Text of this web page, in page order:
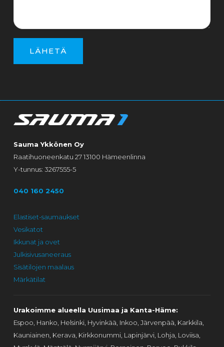
Sauma Ykkönen Oy
Raatihuoneenkatu 27 13100 Hämeenlinna
Y-tunnus: 3267555-5
040 160 2450
Elastiset-saumaukset
Vesikatot
Ikkunat ja ovet
Julkisivusaneeraus
Sisätilojen maalaus
Märkätilat
Urakoimme alueella Uusimaa ja Kanta-Häme:
Espoo, Hanko, Helsinki, Hyvinkää, Inkoo, Järvenpää, Karkkila,
Kauniainen, Kerava, Kirkkonummi, Lapinjärvi, Lohja, Loviisa,